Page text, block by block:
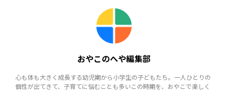
おやこのへや編集部
心も体も大きく成長する幼児期から小学生の子どもたち。一人ひとりの
個性が出てきて、子育てに悩むことも多いこの時期を、おやこで楽しく